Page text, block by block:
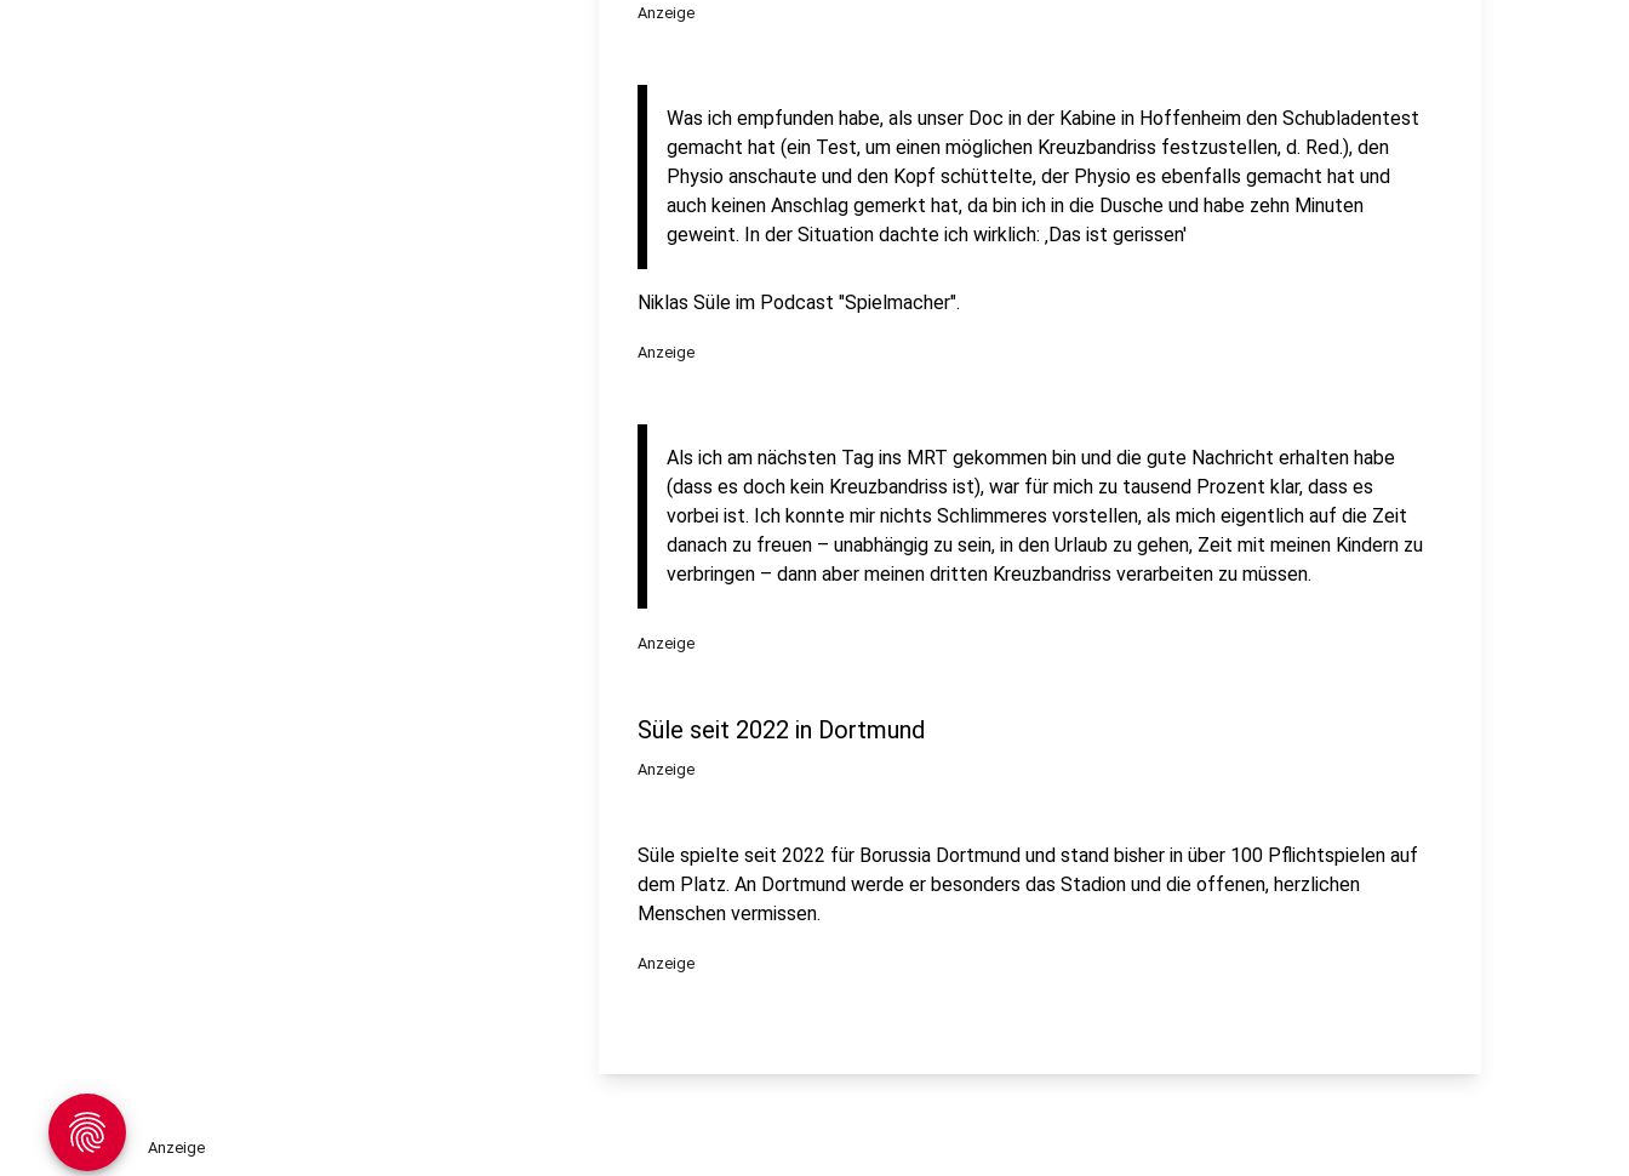
Anzeige
Was ich empfunden habe, als unser Doc in der Kabine in Hoffenheim den Schubladentest
gemacht hat (ein Test, um einen möglichen Kreuzbandriss festzustellen, d. Red.), den
Physio anschaute und den Kopf schüttelte, der Physio es ebenfalls gemacht hat und
auch keinen Anschlag gemerkt hat, da bin ich in die Dusche und habe zehn Minuten
geweint. In der Situation dachte ich wirklich: ‚Das ist gerissen'
Niklas Süle im Podcast "Spielmacher".
Anzeige
Als ich am nächsten Tag ins MRT gekommen bin und die gute Nachricht erhalten habe
(dass es doch kein Kreuzbandriss ist), war für mich zu tausend Prozent klar, dass es
vorbei ist. Ich konnte mir nichts Schlimmeres vorstellen, als mich eigentlich auf die Zeit
danach zu freuen – unabhängig zu sein, in den Urlaub zu gehen, Zeit mit meinen Kindern zu
verbringen – dann aber meinen dritten Kreuzbandriss verarbeiten zu müssen.
Anzeige
Süle seit 2022 in Dortmund
Anzeige
Süle spielte seit 2022 für Borussia Dortmund und stand bisher in über 100 Pflichtspielen auf
dem Platz. An Dortmund werde er besonders das Stadion und die offenen, herzlichen
Menschen vermissen.
Anzeige
Anzeige